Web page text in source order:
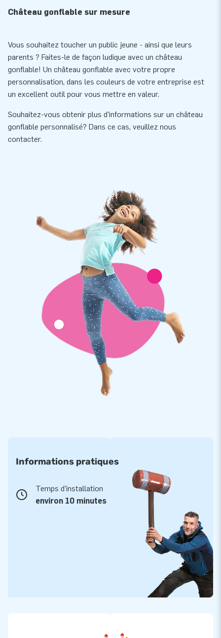
Château gonflable sur mesure
Vous souhaitez toucher un public jeune - ainsi que leurs
parents ? Faites-le de façon ludique avec un château
gonflable! Un château gonflable avec votre propre
personnalisation, dans les couleurs de votre entreprise est
un excellent outil pour vous mettre en valeur.
Souhaitez-vous obtenir plus d'informations sur un château
gonflable personnalisé? Dans ce cas, veuillez nous
contacter.
Informations pratiques
Temps d'installation
environ 10 minutes